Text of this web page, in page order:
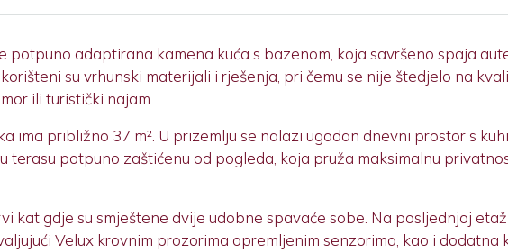
potpuno adaptirana kamena kuća s bazenom, koja savršeno spaja
su vrhunski materijali i rješenja, pri čemu se nije štedjelo na
ili turistički najam.
ima približno 37 m². U prizemlju se nalazi ugodan dnevni prostor s
terasu potpuno zaštićenu od pogleda, koja pruža maksimalnu
kat gdje su smještene dvije udobne spavaće sobe. Na posljednjoj
Velux krovnim prozorima opremljenim senzorima, kao i dodatna